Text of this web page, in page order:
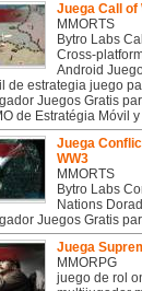
Juega Call of
MMORTS
Bytro Labs
Cross-
Android
de estrategia juego
Juegos Gratis
de Estratégia Móvil y
Juega
WW3
MMORTS
Bytro Labs
Nations
Juegos Gratis
Juega
MMORPG
juego de rol